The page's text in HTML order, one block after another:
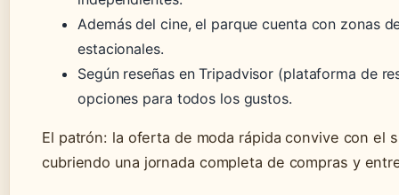
Además del cine, el parque cuenta con zonas
estacionales.
Según reseñas en Tripadvisor (plataforma de
opciones para todos los gustos.
El patrón: la oferta de moda rápida convive con el
cubriendo una jornada completa de compras y